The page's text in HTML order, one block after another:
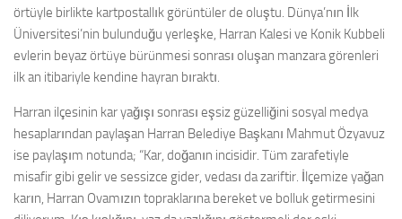
örtüyle birlikte kartpostallık görüntüler de oluştu. Dünya’nın İlk
Üniversitesi’nin bulunduğu yerleşke, Harran Kalesi ve Konik Kubbeli
evlerin beyaz örtüye bürünmesi sonrası oluşan manzara görenleri
ilk an itibariyle kendine hayran bıraktı.
Harran ilçesinin kar yağışı sonrası eşsiz güzelliğini sosyal medya
hesaplarından paylaşan Harran Belediye Başkanı Mahmut Özyavuz
ise paylaşım notunda; “Kar, doğanın incisidir. Tüm zarafetiyle
misafir gibi gelir ve sessizce gider, vedası da zariftir. İlçemize yağan
karın, Harran Ovamızın topraklarına bereket ve bolluk getirmesini